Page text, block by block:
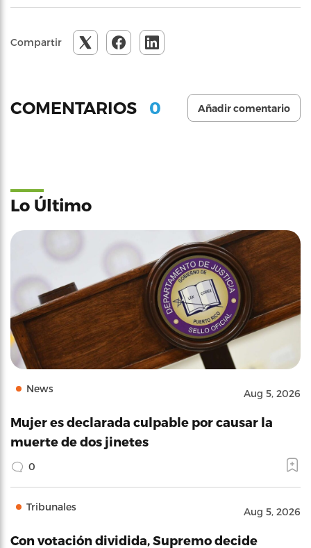
Compartir
COMENTARIOS 0 Añadir comentario
Lo Último
News Aug 5, 2026
Mujer es declarada culpable por causar la
muerte de dos jinetes
0
Tribunales Aug 5, 2026
Con votación dividida, Supremo decide